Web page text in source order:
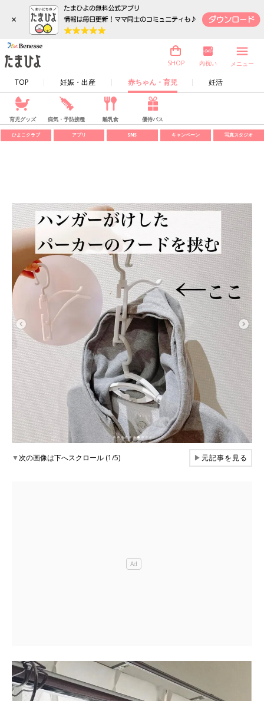
×
TOP 妊娠・出産 赤ちゃん・育児 妊活
SHOP 内祝い メニュー
育児グッズ 病気・予防接種 離乳食 優待パス
ひよこクラブ アプリ SNS キャンペーン 写真スタジオ
▼次の画像は下へスクロール (1/5) ▶元記事を見る